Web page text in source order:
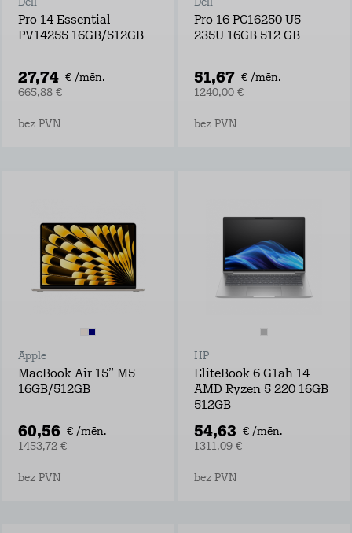
Dell
Pro 14 Essential
PV14255 16GB/512GB
27,74 € /mēn.
665,88 €
bez PVN
Dell
Pro 16 PC16250 U5-
235U 16GB 512 GB
51,67 € /mēn.
1240,00 €
bez PVN
Apple
MacBook Air 15” M5
16GB/512GB
60,56 € /mēn.
1453,72 €
bez PVN
HP
EliteBook 6 G1ah 14
AMD Ryzen 5 220 16GB
512GB
54,63 € /mēn.
1311,09 €
bez PVN